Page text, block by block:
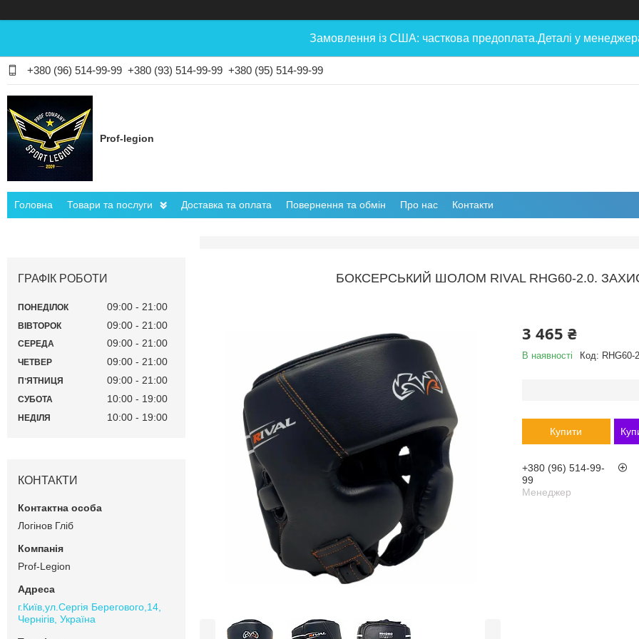
Замовлення із США: часткова предоплата.Деталі у
+380 (96) 514-99-99 +380 (93) 514-99-99 +380 (95) 514-99-99
Prof-legion
Головна Товари та послуги Доставка та оплата Повернення та обмін Про нас Контакти
БОКСЕРСЬКИЙ ШОЛОМ RIVAL RHG60-2.0.
3 465 ₴
В наявності Код: RHG60-
Купити
+380 (96) 514-99-
99
Менеджер
ГРАФІК РОБОТИ
ПОНЕДІЛОК 09:00 21:00
ВІВТОРОК 09:00 21:00
СЕРЕДА 09:00 21:00
ЧЕТВЕР 09:00 21:00
ПʼЯТНИЦЯ 09:00 21:00
СУБОТА 10:00 19:00
НЕДІЛЯ 10:00 19:00
КОНТАКТИ
Логінов Гліб
Prof-Legion
г.Київ,ул.Сергiя Берегового,14,
Чернігів, Україна